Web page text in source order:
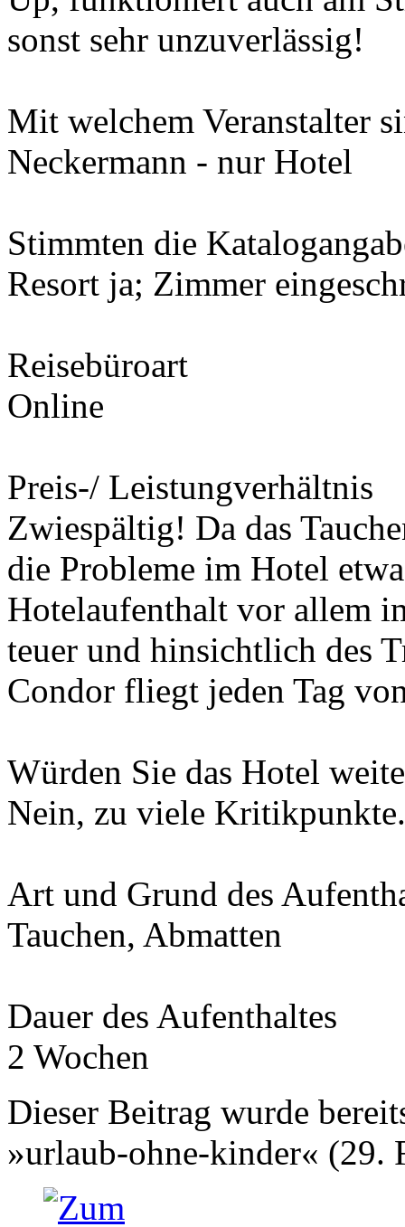
sonst sehr unzuverlässig!
Mit welchem Veranstalter
Neckermann - nur Hotel
Stimmten die
Resort ja; Zimmer
Reisebüroart
Online
Preis-/ Leistungverhältnis
Zwiespältig! Da das
die Probleme im Hotel
Hotelaufenthalt vor allem
teuer und hinsichtlich des
Condor fliegt jeden Tag
Würden Sie das Hotel
Nein, zu viele Kritikpunkte.
Art und Grund des
Tauchen, Abmatten
Dauer des Aufenthaltes
2 Wochen
Dieser Beitrag wurde
»urlaub-ohne-kinder« (29.